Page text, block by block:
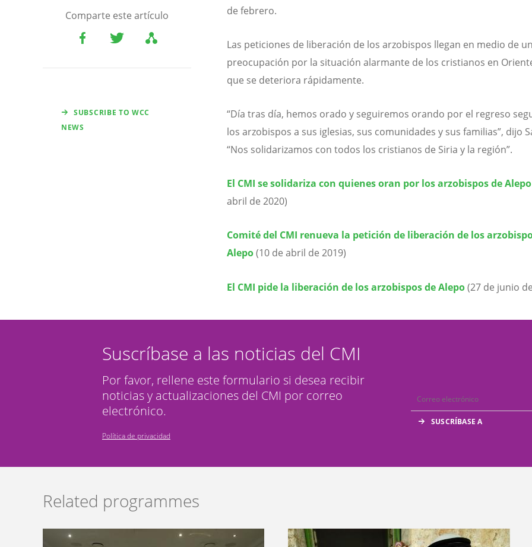
Comparte este artículo
SUBSCRIBE TO WCC
NEWS
de febrero.
Las peticiones de liberación de los arzobispos llegan en medio de
preocupación por la situación alarmante de los cristianos en
que se deteriora rápidamente.
“Día tras día, hemos orado y seguiremos orando por el regreso
los arzobispos a sus iglesias, sus comunidades y sus familias”, dijo
“Nos solidarizamos con todos los cristianos de Siria y la región”.
El CMI se solidariza con quienes oran por los arzobispos de Alepo
abril de 2020)
Comité del CMI renueva la petición de liberación de los
Alepo(10 de abril de 2019)
El CMI pide la liberación de los arzobispos de Alepo(27 de junio
Suscríbase a las noticias del CMI
Por favor, rellene este formulario si desea recibir
noticias y actualizaciones del CMI por correo
electrónico.
Política de privacidad
Related programmes